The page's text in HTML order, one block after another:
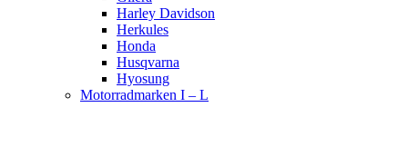
Harley Davidson
Herkules
Honda
Husqvarna
Hyosung
Motorradmarken I – L